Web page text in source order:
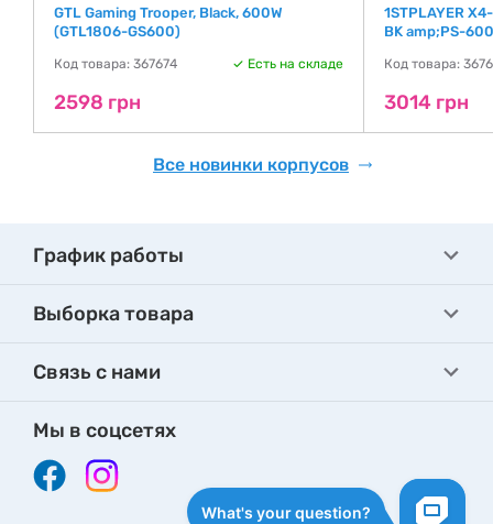
GTL Gaming Trooper, Black, 600W
(GTL1806-GS600)
Код товара: 367674 Есть на складе
2598 грн
1STPLAYER
BK amp;PS-
Код товара:
3014 грн
Все новинки корпусов
График работы
Выборка товара
Связь с нами
Мы в соцсетях